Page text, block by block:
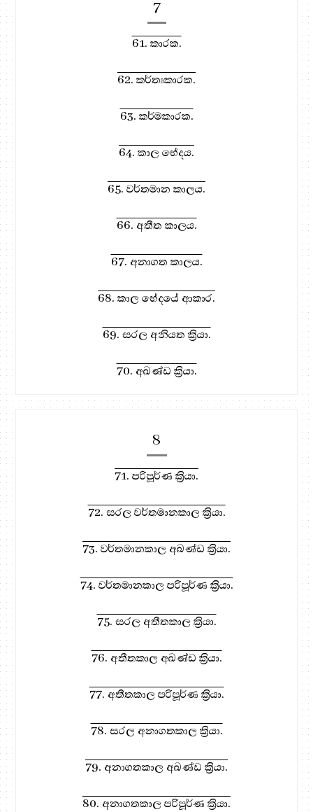
7
61. කාරක.
62. කර්තෘකාරක.
63. කර්මකාරක.
64. කාල භේදය.
65. වර්තමාන කාලය.
66. අතීත කාලය.
67. අනාගත කාලය.
68. කාල භේදයේ ආකාර.
69. සරල අනියත ක්‍රියා.
70. අඛණ්ඩ ක්‍රියා.
8
71. පරිපූර්ණ ක්‍රියා.
72. සරල වර්තමානකාල ක්‍රියා.
73. වර්තමානකාල අඛණ්ඩ ක්‍රියා.
74. වර්තමානකාල පරිපූර්ණ ක්‍රියා.
75. සරල අතීතකාල ක්‍රියා.
76. අතීතකාල අඛණ්ඩ ක්‍රියා.
77. අතීතකාල පරිපූර්ණ ක්‍රියා.
78. සරල අනාගතකාල ක්‍රියා.
79. අනාගතකාල අඛණ්ඩ ක්‍රියා.
80. අනාගතකාල පරිපූර්ණ ක්‍රියා.